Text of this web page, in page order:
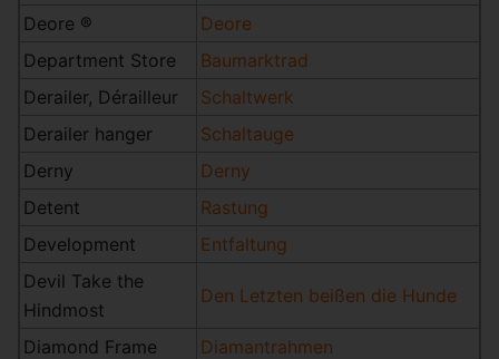
Deore ®
Deore
Department Store
Baumarktrad
Derailer, Dérailleur
Schaltwerk
Derailer hanger
Schaltauge
Derny
Derny
Detent
Rastung
Development
Entfaltung
Devil Take the
Hindmost
Den Letzten beißen die Hunde
Diamond Frame
Diamantrahmen